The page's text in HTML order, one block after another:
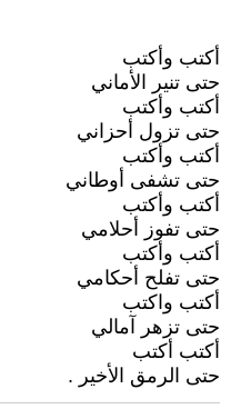
أكتب وأكتب
حتى تنير الأماني
أكتب وأكتب
حتى تزول أحزاني
أكتب وأكتب
حتى تشفى أوطاني
أكتب وأكتب
حتى تفوز أحلامي
أكتب وأكتب
حتى تفلح أحكامي
أكتب واكتب
حتى تزهر آمالي
أكتب أكتب
حتى الرمق الأخير .